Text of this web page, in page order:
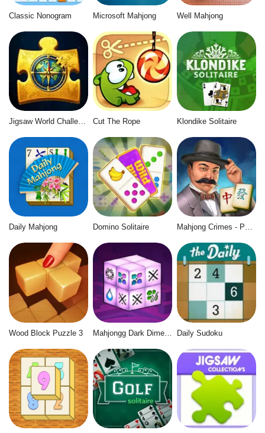
Classic Nonogram Microsoft Mahjong Well Mahjong
Cut The Rope Klondike Solitaire
Daily Mahjong Domino Solitaire Mahjong Crimes - Puzzle Story
Wood Block Puzzle 3 Mahjongg Dark Dimensions Daily Sudoku